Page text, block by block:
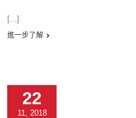
[...]
進一步了解
22
11, 2018